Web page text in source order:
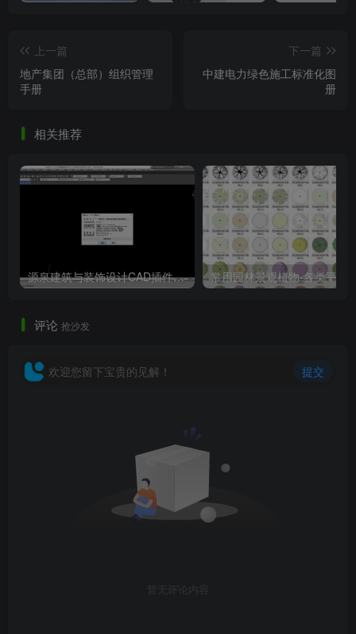
上一篇
地产集团（总部）组织管理
手册
下一篇
中建电力绿色施工标准化图
册
相关推荐
源泉建筑与装饰设计CAD插件工具箱（YQArch 6.7.4）
评论 抢沙发
欢迎您留下宝贵的见解！ 提交
暂无评论内容